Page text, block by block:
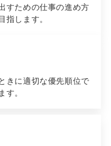
すための仕事の進め方
指します。
きに適切な優先順位で
。